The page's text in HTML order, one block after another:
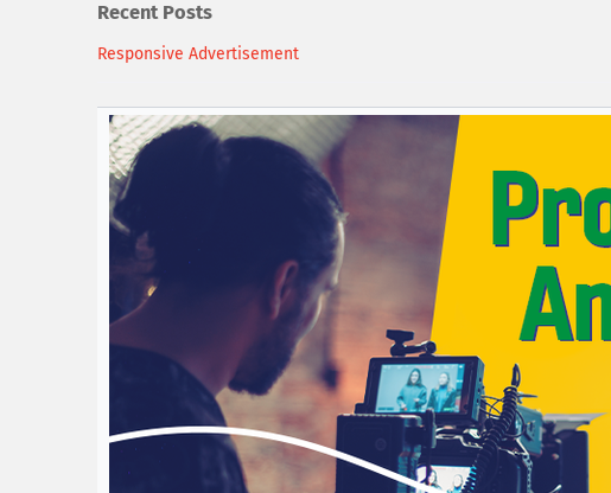
Recent Posts
Responsive Advertisement